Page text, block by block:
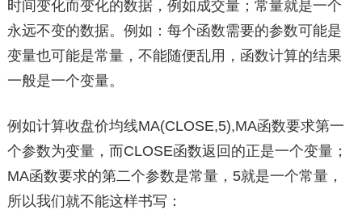
时间变化而变化的数据，例如成交量；常量就是一个
永远不变的数据。例如：每个函数需要的参数可能是
变量也可能是常量，不能随便乱用，函数计算的结果
一般是一个变量。
例如计算收盘价均线MA(CLOSE,5),MA函数要求第一
个参数为变量，而CLOSE函数返回的正是一个变量；
MA函数要求的第二个参数是常量，5就是一个常量，
所以我们就不能这样书写：